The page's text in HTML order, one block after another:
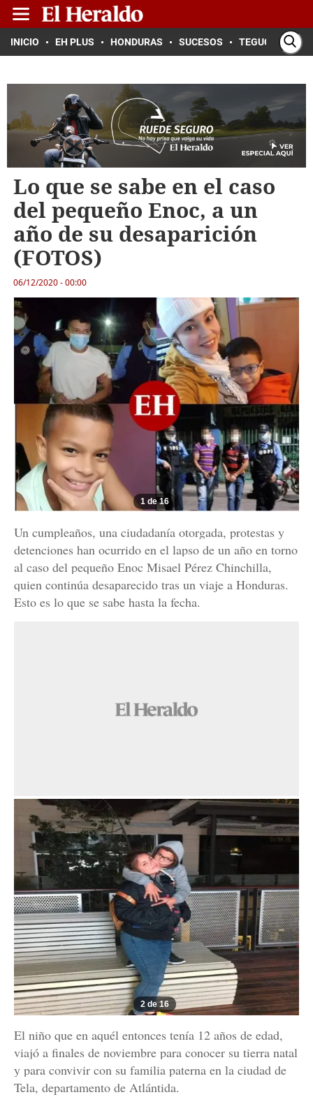
INICIO EH PLUS HONDURAS SUCESOS TEGUCIGALPA
Lo que se sabe en el caso
del pequeño Enoc, a un
año de su desaparición
(FOTOS)
06/12/2020 - 00:00
1 de 16
Un cumpleaños, una ciudadanía otorgada, protestas y
detenciones han ocurrido en el lapso de un año en torno
al caso del pequeño Enoc Misael Pérez Chinchilla,
quien continúa desaparecido tras un viaje a Honduras.
Esto es lo que se sabe hasta la fecha.
2 de 16
El niño que en aquél entonces tenía 12 años de edad,
viajó a finales de noviembre para conocer su tierra natal
y para convivir con su familia paterna en la ciudad de
Tela, departamento de Atlántida.